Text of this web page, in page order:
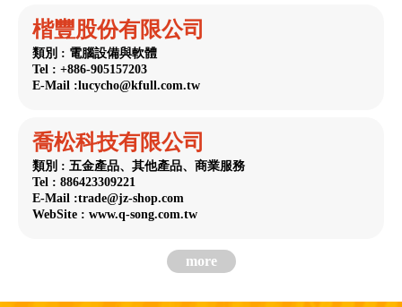
楷豐股份有限公司
類別 : 電腦設備與軟體
Tel : +886-905157203
E-Mail :lucycho@kfull.com.tw
喬松科技有限公司
類別 : 五金產品、其他產品、商業服務
Tel : 886423309221
E-Mail :trade@jz-shop.com
WebSite : www.q-song.com.tw
more